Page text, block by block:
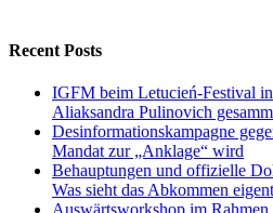
Recent Posts
IGFM beim Letucień-Festival
Aliaksandra Pulinovich
Desinformationskampagne
Mandat zur „Anklage“ wird
Behauptungen und offizielle
Was sieht das Abkommen